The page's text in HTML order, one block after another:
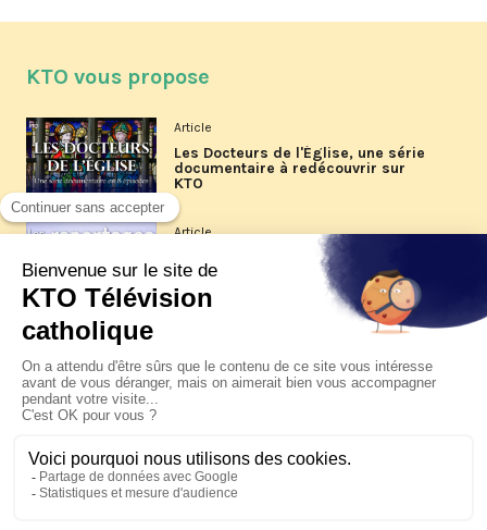
KTO vous propose
Article
Les Docteurs de l'Église, une série
documentaire à redécouvrir sur
KTO
Article
Les reportages d'été 2026 de KTO
La visite pastorale du pape Léon
XIV à Assise à suivre sur KTO le
jeudi 6 août
Le pape en Uruguay, Argentine et
Pérou du 6 au 17 novembre 2026